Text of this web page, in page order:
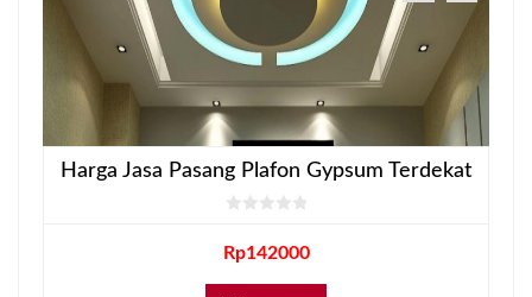
Harga Jasa Pasang Plafon Gypsum Terdekat
Rp142000